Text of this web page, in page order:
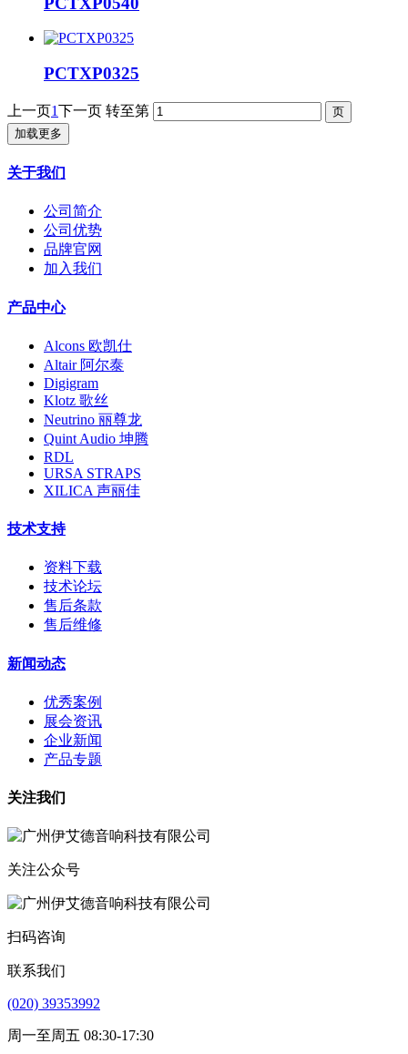
PCTXP0325
上一页1下一页 转至第
加载更多
关于我们
公司简介
公司优势
品牌官网
加入我们
产品中心
Alcons 欧凯仕
Altair 阿尔泰
Digigram
Klotz 歌丝
Neutrino 丽尊龙
Quint Audio 坤腾
RDL
URSA STRAPS
XILICA 声丽佳
技术支持
资料下载
技术论坛
售后条款
售后维修
新闻动态
优秀案例
展会资讯
企业新闻
产品专题
关注我们
关注公众号
扫码咨询
联系我们
(020) 39353992
周一至周五 08:30-17:30